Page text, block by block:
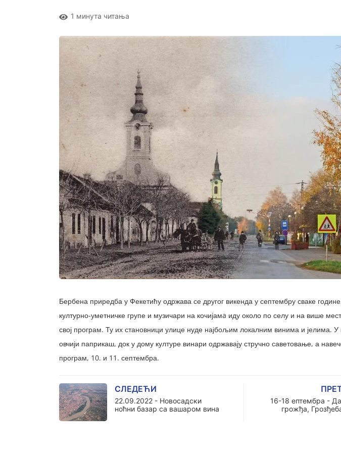
1 минута читања
Бербена приредба у Фекетићу одржава се другог викенда у септембру сваке
културно-уметничке групе и музичари на кочијамa иду около по селу и на више
свој програм. Ту их становници улице нуде најбољим локалним винима и јелима. У
овчији паприкаш, док у дому културе винари одржавају стручно саветовање, а
програм, 10. и 11. септембра.
СЛЕДЕЋИ
22.09.2022 - Новосадски
ноћни базар са вашаром вина
16-18 ептембра -
грожђа,